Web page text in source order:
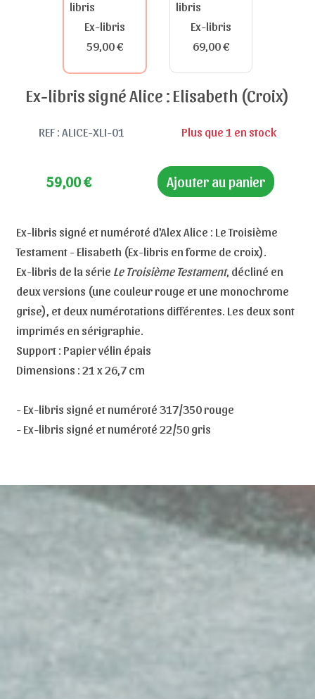
Ex-libris
59,00 €
Ex-libris
69,00 €
Ex-libris signé Alice : Elisabeth (Croix)
REF : ALICE-XLI-01 Plus que 1 en stock
59,00€ Ajouter au panier
Ex-libris signé et numéroté d'Alex Alice : Le Troisième
Testament - Elisabeth (Ex-libris en forme de croix).
Ex-libris de la série Le Troisième Testament, décliné en
deux versions (une couleur rouge et une monochrome
grise), et deux numérotations différentes. Les deux sont
imprimés en sérigraphie.
Support : Papier vélin épais
Dimensions : 21 x 26,7 cm
- Ex-libris signé et numéroté 317/350 rouge
- Ex-libris signé et numéroté 22/50 gris